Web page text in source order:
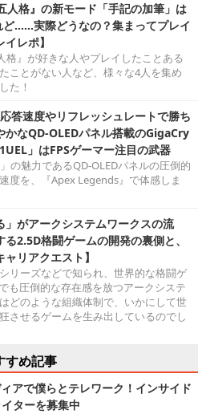
人格』の新モード「手記の加筆」は
ど……実際どうなの？集まってプレイ
レポ】
格』が好きな人やプレイしたことある
ことがない人など、様々な4人を集め
た！
答速度やリフレッシュレートで勝ち
かなQD-OLEDパネル搭載のGigaCry
」はFPSゲーマー注目の武器
」の魅力であるQD-OLEDパネルの圧倒的
度を、『Apex Legends』で体感しま
」がアークシステムワークスの流
2.5D格闘ゲームの開発の裏側と、
リアクエスト】
リーズなどで知られ、世界的な格闘ゲ
も圧倒的な存在感を放つアークシステ
どのような組織体制で、いかにして世
させるゲームを生み出しているのでし
すめ記事
ィアで僕らとテレワーク！インサイド
ターを募集中